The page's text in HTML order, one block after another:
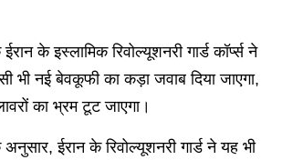
के इस्लामिक रिवोल्यूशनरी गार्ड कॉर्प्स ने
भी नई बेवकूफी का कड़ा जवाब दिया जाएगा,
का भ्रम टूट जाएगा।
ईरान के रिवोल्यूशनरी गार्ड ने यह भी